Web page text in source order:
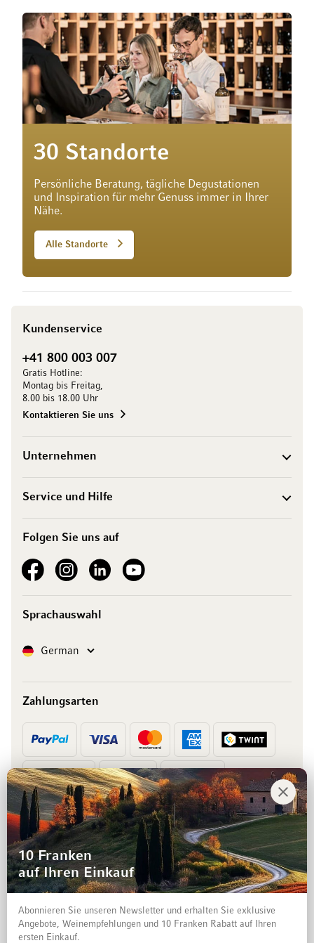
30 Standorte
Persönliche Beratung, tägliche Degustationen
und Inspiration für mehr Genuss immer in Ihrer
Nähe.
Alle Standorte
Kundenservice
+41 800 003 007
Gratis Hotline:
Montag bis Freitag,
8.00 bis 18.00 Uhr
Kontaktieren Sie uns
Unternehmen
Service und Hilfe
Folgen Sie uns auf
See our FacebookSee our Instagram account
See our LinkedInSee our YouTube channel
Sprachauswahl
SpracheGerman
Zahlungsarten
Vorkasse Rechnung
10 Franken
auf Ihren Einkauf
Abonnieren Sie unseren Newsletter und erhalten Sie exklusive
Angebote, Weinempfehlungen und 10 Franken Rabatt auf Ihren
ersten Einkauf.